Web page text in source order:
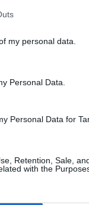
my personal data.
Personal Data.
Personal Data for
Retention, Sale,
with the
la presidenta"
la venta del